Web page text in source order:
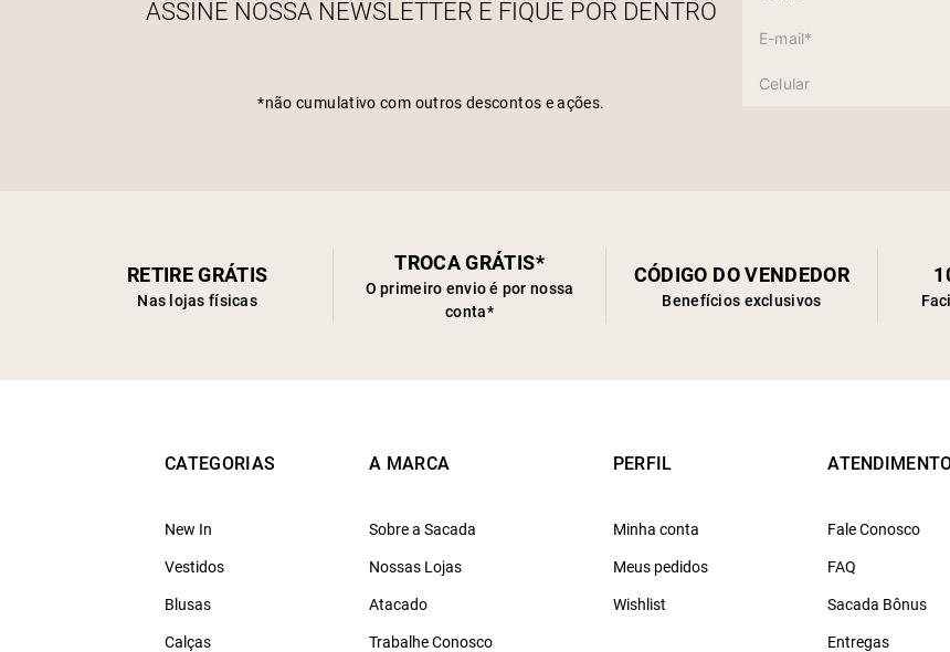
ASSINE NOSSA NEWSLETTER E FIQUE POR DENTRO
*não cumulativo com outros descontos e ações.
RETIRE GRÁTIS
Nas lojas físicas
TROCA GRÁTIS*
O primeiro envio é por nossa
conta*
CÓDIGO DO VENDEDOR
Benefícios exclusivos
CATEGORIAS
New In
Vestidos
Blusas
Calças
A MARCA
Sobre a Sacada
Nossas Lojas
Atacado
Trabalhe Conosco
PERFIL
Minha conta
Meus pedidos
Wishlist
Fale Conosco
FAQ
Sacada Bônus
Entregas